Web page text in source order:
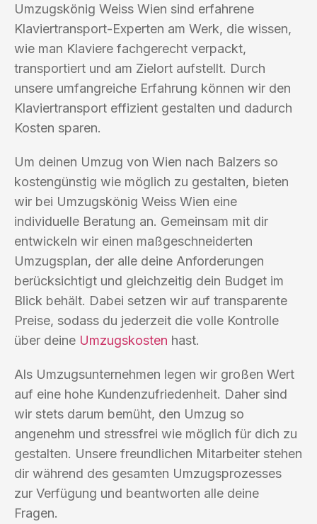
Umzugskönig Weiss Wien sind erfahrene
Klaviertransport-Experten am Werk, die wissen,
wie man Klaviere fachgerecht verpackt,
transportiert und am Zielort aufstellt. Durch
unsere umfangreiche Erfahrung können wir den
Klaviertransport effizient gestalten und dadurch
Kosten sparen.
Um deinen Umzug von Wien nach Balzers so
kostengünstig wie möglich zu gestalten, bieten
wir bei Umzugskönig Weiss Wien eine
individuelle Beratung an. Gemeinsam mit dir
entwickeln wir einen maßgeschneiderten
Umzugsplan, der alle deine Anforderungen
berücksichtigt und gleichzeitig dein Budget im
Blick behält. Dabei setzen wir auf transparente
Preise, sodass du jederzeit die volle Kontrolle
über deine Umzugskosten hast.
Als Umzugsunternehmen legen wir großen Wert
auf eine hohe Kundenzufriedenheit. Daher sind
wir stets darum bemüht, den Umzug so
angenehm und stressfrei wie möglich für dich zu
gestalten. Unsere freundlichen Mitarbeiter stehen
dir während des gesamten Umzugsprozesses
zur Verfügung und beantworten alle deine
Fragen.